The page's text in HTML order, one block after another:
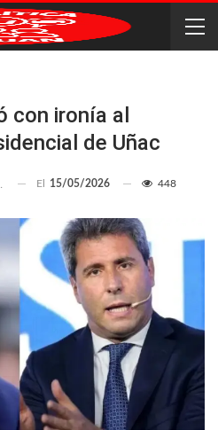
con ironía al
de Uñac
El 15/05/2026 448